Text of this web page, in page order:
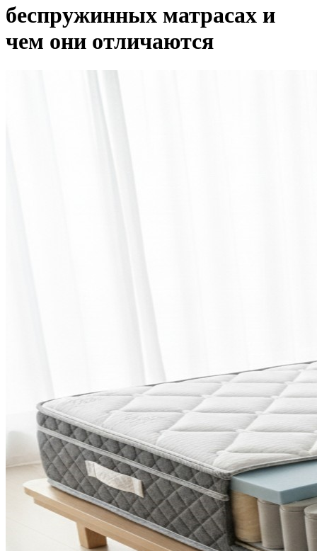
беспружинных матрасах и
чем они отличаются